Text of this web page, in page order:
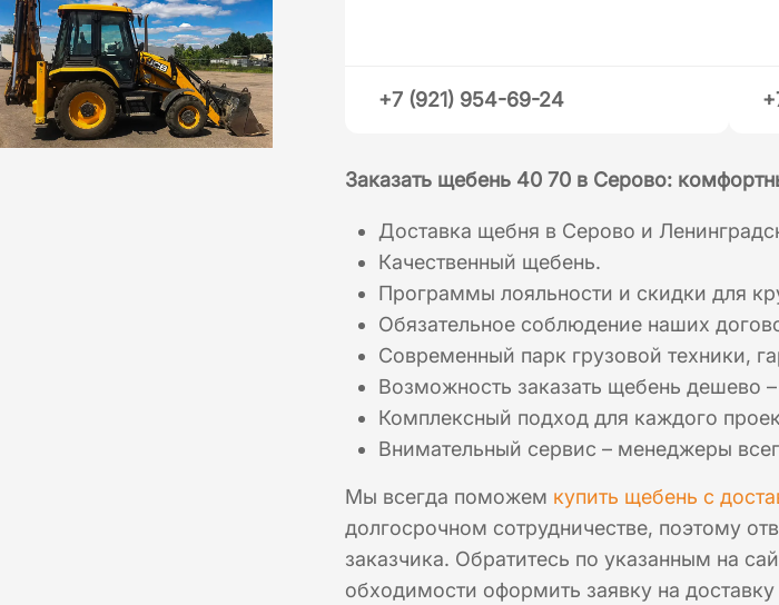
+7 (921) 954-69-24
Заказать щебень 40 70 в Серово:
Доставка щебня в Серово и
Качественный щебень.
Программы лояльности и скидки для
Обязательное соблюдение наших
Современный парк грузовой техники,
Возможность заказать щебень дешево
Комплексный подход для каждого
Внимательный сервис – менеджеры
Мы всегда поможем купить щебень с
долгосрочном сотрудничестве, поэтому
заказчика. Обратитесь по указанным на
обходимости оформить заявку на